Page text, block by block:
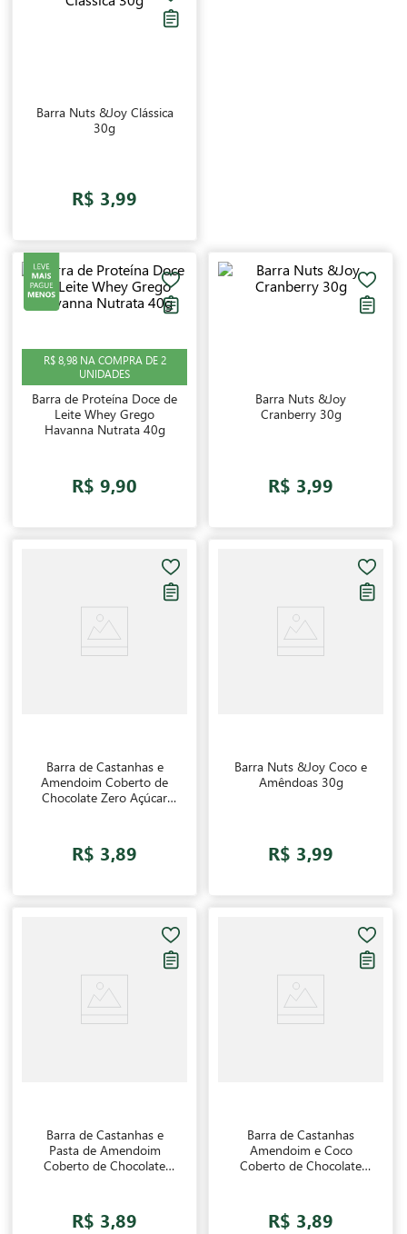
e aproveitar os benefícios desse produto deliciosamente
Barra Nuts &Joy Clássica
30g
R$ 3,99
R$ 8,98 NA COMPRA DE 2
UNIDADES
Barra de Proteína Doce de
Leite Whey Grego
Havanna Nutrata 40g
R$ 9,90
Barra Nuts &Joy
Cranberry 30g
R$ 3,99
Barra de Castanhas e
Amendoim Coberto de
Chocolate Zero Açúcar
R$ 3,89
Barra Nuts &Joy Coco e
Amêndoas 30g
R$ 3,99
Barra de Castanhas e
Pasta de Amendoim
Coberto de Chocolate
R$ 3,89
Barra de Castanhas
Amendoim e Coco
Coberto de Chocolate
R$ 3,89